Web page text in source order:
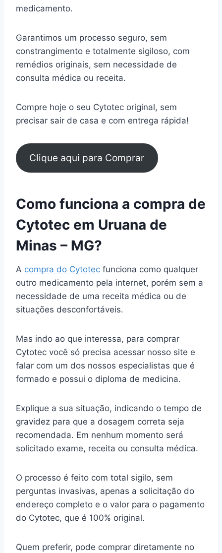
medicamento.
Garantimos um processo seguro, sem
constrangimento e totalmente sigiloso, com
remédios originais, sem necessidade de
consulta médica ou receita.
Compre hoje o seu Cytotec original, sem
precisar sair de casa e com entrega rápida!
Clique aqui para Comprar
Como funciona a compra de
Cytotec em Uruana de
Minas – MG?
A compra do Cytotec funciona como qualquer
outro medicamento pela internet, porém sem a
necessidade de uma receita médica ou de
situações desconfortáveis.
Mas indo ao que interessa, para comprar
Cytotec você só precisa acessar nosso site e
falar com um dos nossos especialistas que é
formado e possui o diploma de medicina.
Explique a sua situação, indicando o tempo de
gravidez para que a dosagem correta seja
recomendada. Em nenhum momento será
solicitado exame, receita ou consulta médica.
O processo é feito com total sigilo, sem
perguntas invasivas, apenas a solicitação do
endereço completo e o valor para o pagamento
do Cytotec, que é 100% original.
Quem preferir, pode comprar diretamente no